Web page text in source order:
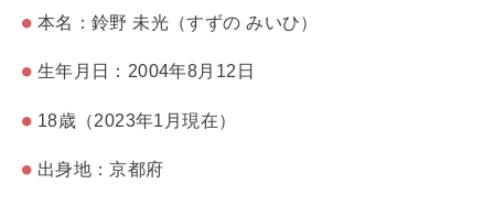
本名：鈴野 未光（すずの みいひ）
生年月日：2004年8月12日
18歳（2023年1月現在）
出身地：京都府